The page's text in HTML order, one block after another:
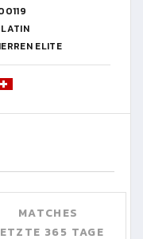
ELITE
MATCHES
365 TAGE